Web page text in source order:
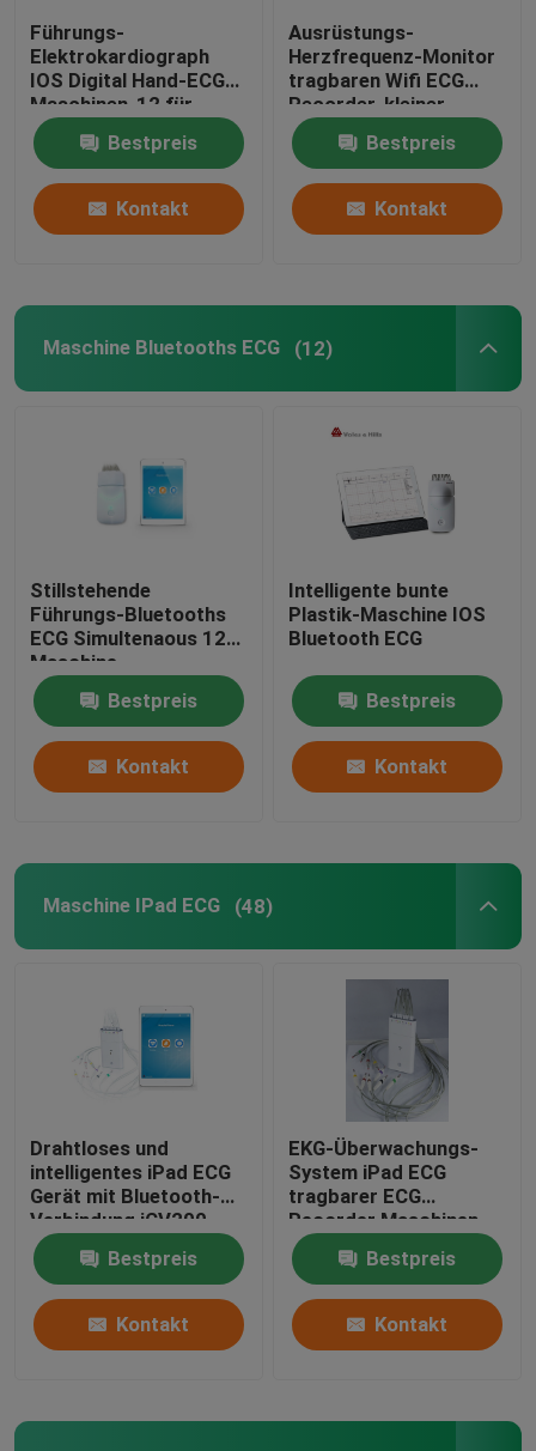
ECG-Simulator-Maschine
Führungs-
Elektrokardiograph
IOS Digital Hand-ECG
Maschinen-12 für
Krankenhaus
Bestpreis
Kontakt
Ausrüstungs-
Herzfrequenz-Monitor
tragbaren Wifi ECG
Recorder-kleiner
stillstehender ECG
Bestpreis
Kontakt
Maschine Bluetooths ECG (12)
Stillstehende
Führungs-Bluetooths
ECG Simultenaous 12
Maschine
Bestpreis
Kontakt
Intelligente bunte
Plastik-Maschine IOS
Bluetooth ECG
Bestpreis
Kontakt
Maschine IPad ECG (48)
Drahtloses und
intelligentes iPad ECG
Gerät mit Bluetooth-
Verbindung iCV200
Bestpreis
Kontakt
EKG-Überwachungs-
System iPad ECG
tragbarer ECG
Recorder Maschinen-
mit CER
Bestpreis
Kontakt